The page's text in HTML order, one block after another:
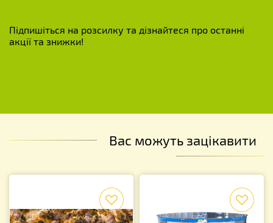
Підпишіться на розсилку та дізнайтеся про останні
акції та знижки!
Вас можуть зацікавити